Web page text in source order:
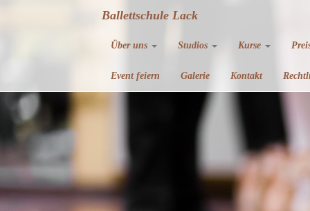
Ballettschule Lack
Über uns Studios Kurse
Event feiern Galerie Kontakt